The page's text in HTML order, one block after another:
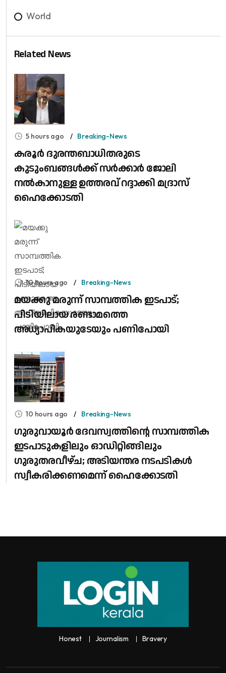
World
Related News
5 hours ago Breaking-News
കരൂർ ദുരന്തബാധിതരുടെ
കുടുംബങ്ങൾക്ക് സർക്കാർ ജോലി
നൽകാനുള്ള ഉത്തരവ് റദ്ദാക്കി മദ്രാസ്
ഹൈക്കോടതി
10 hours ago Breaking-News
മയക്കു മരുന്ന് സാമ്പത്തിക ഇടപാട്;
പിടിയിലായ രണ്ടാമത്തെ
അധ്യാപികയുടേയും പണിപോയി
10 hours ago Breaking-News
ഗുരുവായൂർ ദേവസ്വത്തിന്റെ സാമ്പത്തിക
ഇടപാടുകളിലും ഓഡിറ്റിങ്ങിലും ​
ഗുരുതരവീഴ്ച; അടിയന്തര നടപടികൾ
സ്വീകരിക്കണമെന്ന് ഹൈക്കോടതി
Honest Journalism Bravery